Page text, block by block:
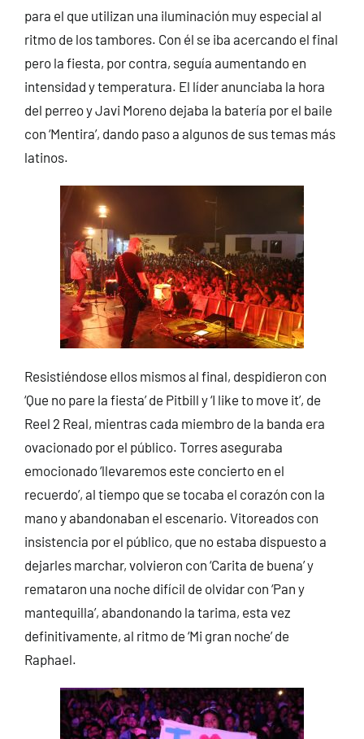
para el que utilizan una iluminación muy especial al
ritmo de los tambores. Con él se iba acercando el final
pero la fiesta, por contra, seguía aumentando en
intensidad y temperatura. El líder anunciaba la hora
del perreo y Javi Moreno dejaba la batería por el baile
con ‘Mentira’, dando paso a algunos de sus temas más
latinos.
Resistiéndose ellos mismos al final, despidieron con
‘Que no pare la fiesta’ de Pitbill y ‘I like to move it’, de
Reel 2 Real, mientras cada miembro de la banda era
ovacionado por el público. Torres aseguraba
emocionado ‘llevaremos este concierto en el
recuerdo’, al tiempo que se tocaba el corazón con la
mano y abandonaban el escenario. Vitoreados con
insistencia por el público, que no estaba dispuesto a
dejarles marchar, volvieron con ‘Carita de buena’ y
remataron una noche difícil de olvidar con ‘Pan y
mantequilla’, abandonando la tarima, esta vez
definitivamente, al ritmo de ‘Mi gran noche’ de
Raphael.